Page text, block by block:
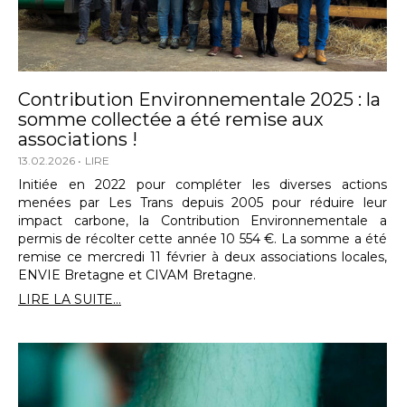
Contribution Environnementale 2025 : la
somme collectée a été remise aux
associations !
13.02.2026 LIRE
Initiée en 2022 pour compléter les diverses actions
menées par Les Trans depuis 2005 pour réduire leur
impact carbone, la Contribution Environnementale a
permis de récolter cette année 10 554 €. La somme a été
remise ce mercredi 11 février à deux associations locales,
ENVIE Bretagne et CIVAM Bretagne.
LIRE LA SUITE...